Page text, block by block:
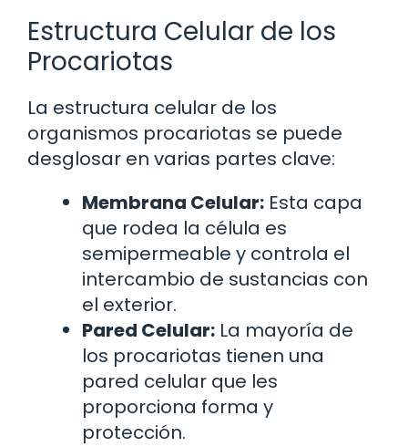
Estructura Celular de los
Procariotas
La estructura celular de los
organismos procariotas se puede
desglosar en varias partes clave:
Membrana Celular: Esta capa
que rodea la célula es
semipermeable y controla el
intercambio de sustancias con
el exterior.
Pared Celular: La mayoría de
los procariotas tienen una
pared celular que les
proporciona forma y
protección.